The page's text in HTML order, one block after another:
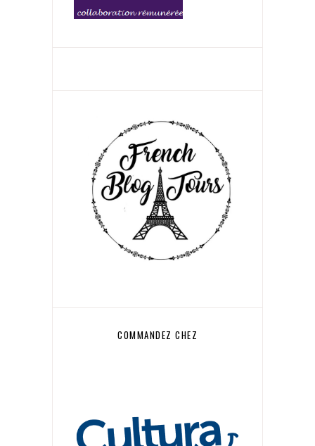
COMMANDEZ CHEZ